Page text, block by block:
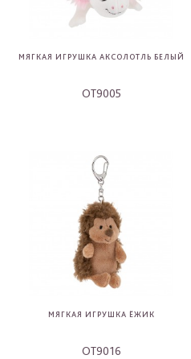
МЯГКАЯ ИГРУШКА АКСОЛОТЛЬ БЕЛЫЙ
OT9005
МЯГКАЯ ИГРУШКА ЁЖИК
OT9016